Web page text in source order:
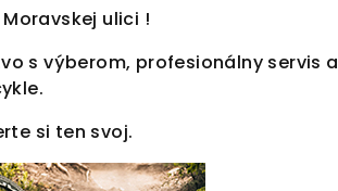
ulici !
s výberom, profesionálny servis a
si ten svoj.